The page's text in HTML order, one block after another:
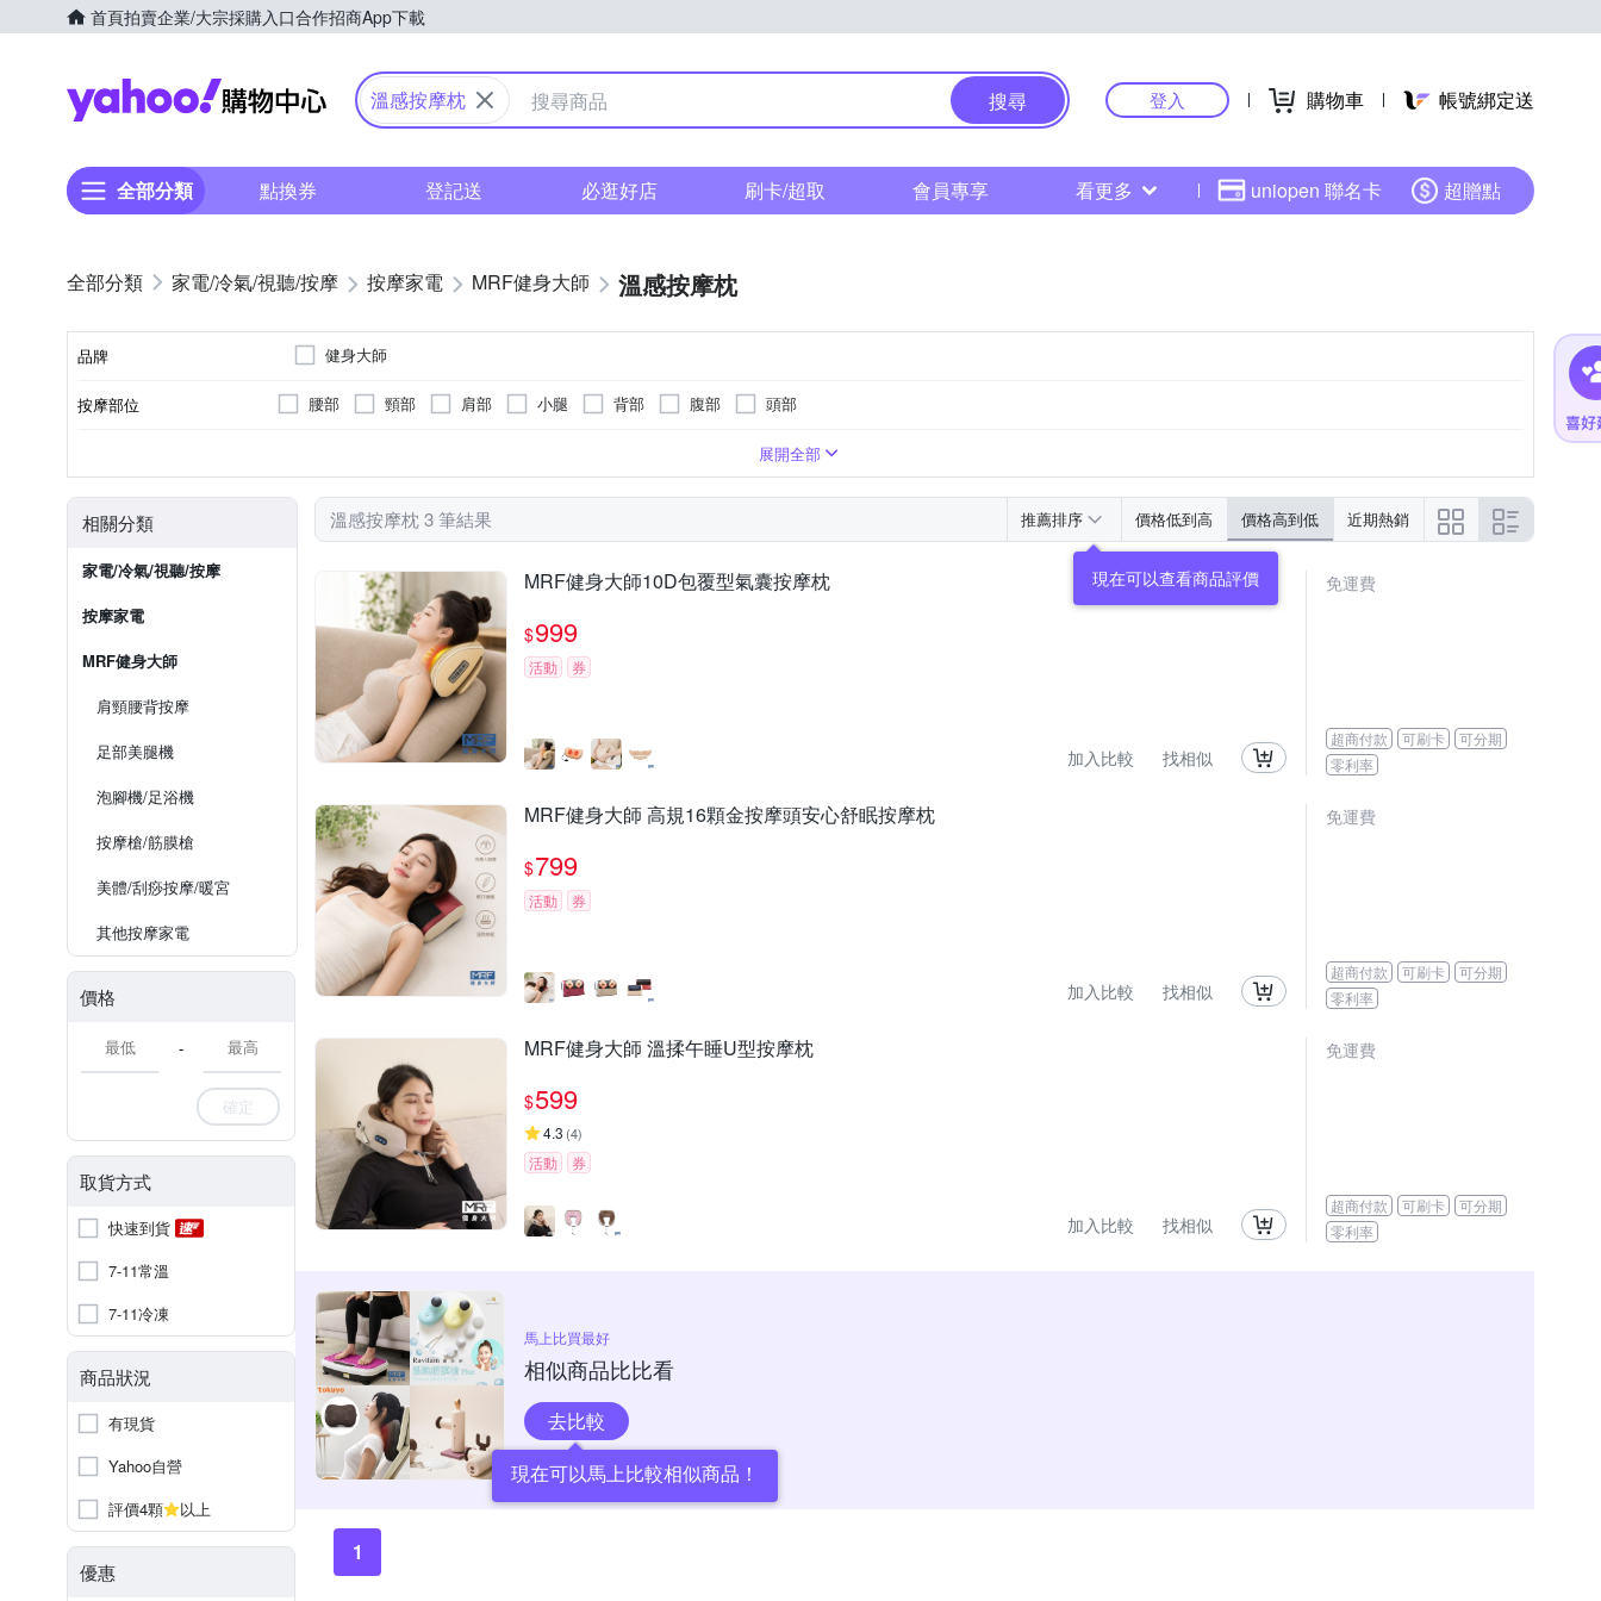
首頁拍賣企業/大宗採購入口合作招商App下載
Yahoo購物中心
溫感按摩枕 搜尋 登入 購物車 帳號綁定送
全部分類 點換券 登記送 必逛好店 刷卡/超取 會員專享 看更多 uniopen 聯名卡 超贈點
家電/冷氣/視聽/按摩 按摩家電 MRF健身大師 溫感按摩枕
品牌 健身大師
按摩部位 腰部 頸部 肩部 小腿 背部 腹部 頭部
展開全部
相關分類
家電/冷氣/視聽/按摩
按摩家電
MRF健身大師
肩頸腰背按摩
足部美腿機
泡腳機/足浴機
按摩槍/筋膜槍
美體/刮痧按摩/暖宮
其他按摩家電
價格
-
確定
取貨方式
快速到貨
7-11常溫
7-11冷凍
商品狀況
有現貨
Yahoo自營
評價4顆
以上
優惠
溫感按摩枕 3 筆結果 推薦排序 價格低到高 價格高到低 近期熱銷
現在可以查看商品評價
MRF健身大師10D包覆型氣囊按摩枕
$999
活動 券
加入比較 找相似
免運費
超商付款 可刷卡
可分期
零利率
MRF健身大師 高規16顆金按摩頭安心舒眠按摩枕
$799
活動 券
加入比較 找相似
免運費
超商付款 可刷卡
可分期
零利率
MRF健身大師 溫揉午睡U型按摩枕
$599
4.3 (4)
活動 券
加入比較 找相似
免運費
超商付款 可刷卡
可分期
零利率
馬上比買最好
相似商品比比看
去比較
現在可以馬上比較相似商品！
1